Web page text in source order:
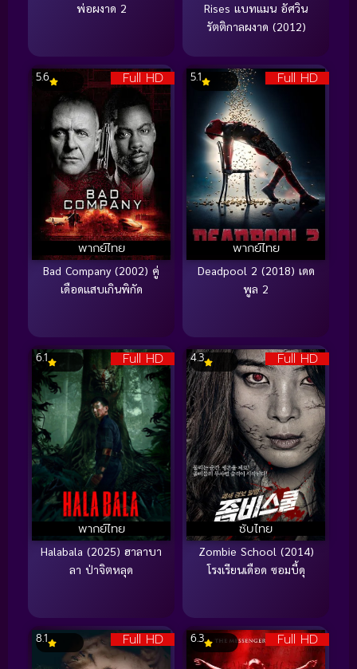
พ่อผงาด 2
Rises แบทแมน อัศวิน
รัตติกาลผงาด (2012)
Full HD
พากย์ไทย
5.6
Bad Company (2002) คู่
เดือดแสบเกินพิกัด
Full HD
พากย์ไทย
5.1
Deadpool 2 (2018) เดด
พูล 2
Full HD
พากย์ไทย
6.1
Halabala (2025) ฮาลาบา
ลา ป่าจิตหลุด
Full HD
ซับไทย
4.3
Zombie School (2014)
โรงเรียนเดือด ซอมบี้ดุ
Full HD
8.1 Full HD
6.3